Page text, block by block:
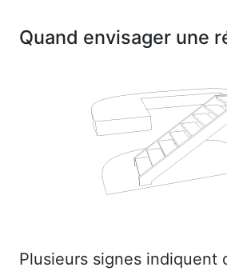
Quand envisager une
Plusieurs signes indiquent